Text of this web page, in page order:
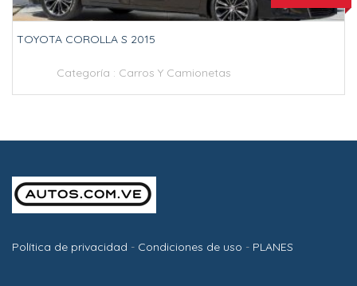
TOYOTA COROLLA S 2015
Categoría : Carros Y Camionetas
Política de privacidad - Condiciones de uso - PLANES